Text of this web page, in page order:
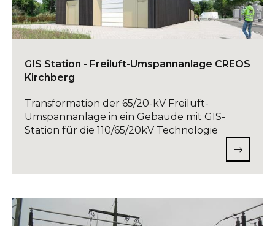
GIS Station - Freiluft-Umspannanlage CREOS
Kirchberg
Transformation der 65/20-kV Freiluft-
Umspannanlage in ein Gebäude mit GIS-
Station für die 110/65/20kV Technologie